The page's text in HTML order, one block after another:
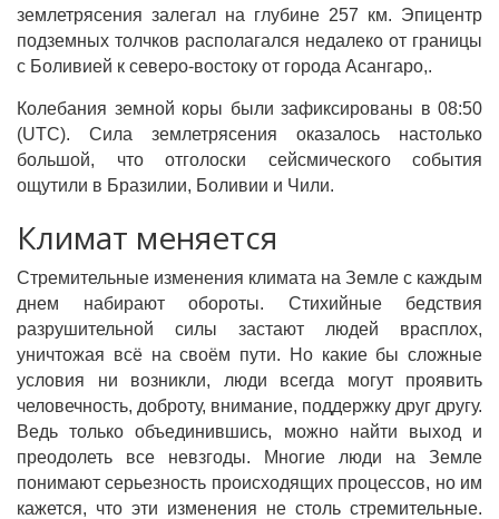
землетрясения залегал на глубине 257 км. Эпицентр
подземных толчков располагался недалеко от границы
с Боливией к северо-востоку от города Асангаро,.
Колебания земной коры были зафиксированы в 08:50
(UTC). Сила землетрясения оказалось настолько
большой, что отголоски сейсмического события
ощутили в Бразилии, Боливии и Чили.
Климат меняется
Стремительные изменения климата на Земле с каждым
днем набирают обороты. Стихийные бедствия
разрушительной силы застают людей врасплох,
уничтожая всё на своём пути. Но какие бы сложные
условия ни возникли, люди всегда могут проявить
человечность, доброту, внимание, поддержку друг другу.
Ведь только объединившись, можно найти выход и
преодолеть все невзгоды. Многие люди на Земле
понимают серьезность происходящих процессов, но им
кажется, что эти изменения не столь стремительные.